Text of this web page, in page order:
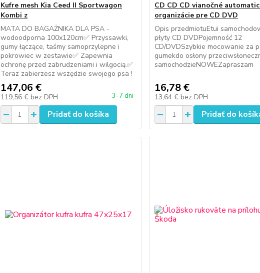
Kufre mesh Kia Ceed II Sportwagon
Kombi z
MATA DO BAGAŻNIKA DLA PSA -
wodoodporna 100x120cm✅ Przyssawki,
gumy łączące, taśmy samoprzylepne i
pokrowiec w zestawie✅ Zapewnia
ochronę przed zabrudzeniami i wilgocią.✅
Teraz zabierzesz wszędzie swojego psa !
147,06 €
119,56 € bez DPH 3-7 dni
Pridať do košíka
CD CD CD vianočné
organizácie pre CD DVD
Opis przedmiotuEtui
płyty CD DVDPojemność 12
CD/DVDSzybkie mocowanie za
gumekdo osłony
samochodzieNOWEZapraszam
16,78 €
13,64 € bez DPH
Pridať do